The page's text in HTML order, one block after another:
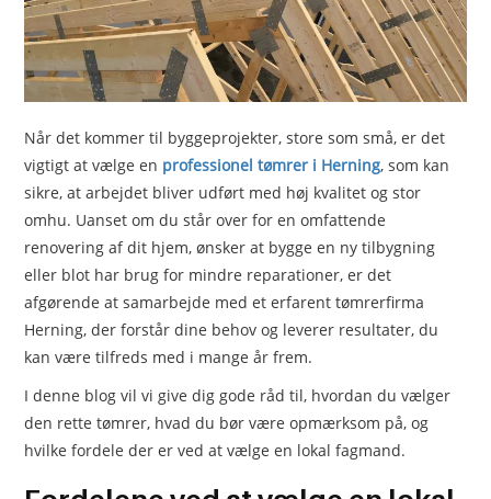
Når det kommer til byggeprojekter, store som små, er det
vigtigt at vælge en professionel tømrer i Herning, som kan
sikre, at arbejdet bliver udført med høj kvalitet og stor
omhu. Uanset om du står over for en omfattende
renovering af dit hjem, ønsker at bygge en ny tilbygning
eller blot har brug for mindre reparationer, er det
afgørende at samarbejde med et erfarent tømrerfirma
Herning, der forstår dine behov og leverer resultater, du
kan være tilfreds med i mange år frem.
I denne blog vil vi give dig gode råd til, hvordan du vælger
den rette tømrer, hvad du bør være opmærksom på, og
hvilke fordele der er ved at vælge en lokal fagmand.